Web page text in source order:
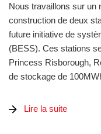
Nous travaillons sur un
construction de deux
future initiative de
(BESS). Ces stations
Princess Risborough,
de stockage de
Lire la suite